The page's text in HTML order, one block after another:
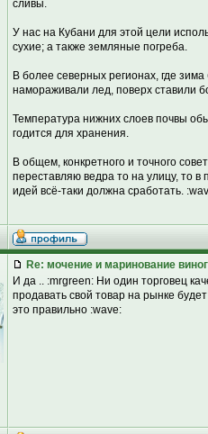
сливы.
У нас на Кубани для этой цели
сухие; а также земляные погреба.
В более северных регионах, где
намораживали лед, поверх ставили
Температура нижних слоев почвы
годится для хранения.
В общем, конкретного и точного
переставляю ведра то на улицу, то
идей всё-таки должна сработать.
Re: мочение и маринование
И да .. :mrgreen: Ни один торговец
продавать свой товар на рынке
это правильно :wave: